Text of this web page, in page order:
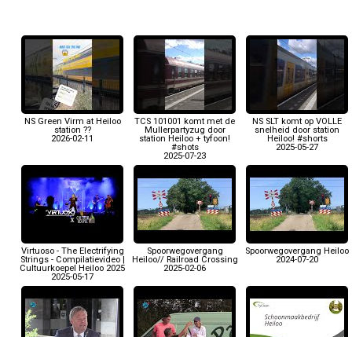
NS Green Virm at Heiloo
station ??
2026-02-11
TCS 101001 komt met de
Mullerpartyzug door
station Heiloo + tyfoon!
#shots
2025-07-23
NS SLT komt op VOLLE
snelheid door station
Heiloo! #shorts
2025-05-27
Virtuoso - The Electrifying
Strings - Compilatievideo |
Cultuurkoepel Heiloo 2025
2025-05-17
Spoorwegovergang
Heiloo// Railroad Crossing
2025-02-06
Spoorwegovergang Heiloo
2024-07-20